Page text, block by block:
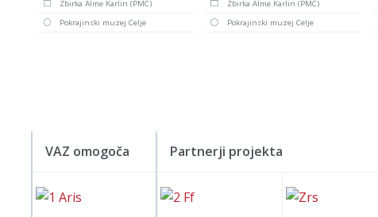
Zbirka Alme Karlin (PMC)
Pokrajinski muzej Celje
Zbirka Alme Karlin (PMC)
Pokrajinski muzej Celje
VAZ omogoča Partnerji projekta